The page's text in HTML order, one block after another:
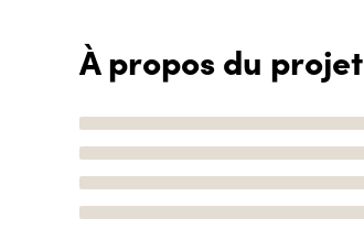
À propos du projet